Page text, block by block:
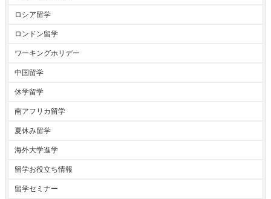
ロシア留学
ロンドン留学
ワーキングホリデー
中国留学
休学留学
南アフリカ留学
夏休み留学
海外大学進学
留学お役立ち情報
留学セミナー